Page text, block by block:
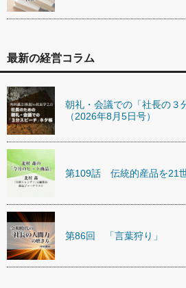
最新の経営コラム
朝礼・会議での「社長の３
（2026年8月5日号）
第109話 伝統的産品を21
第86回 「言葉狩り」